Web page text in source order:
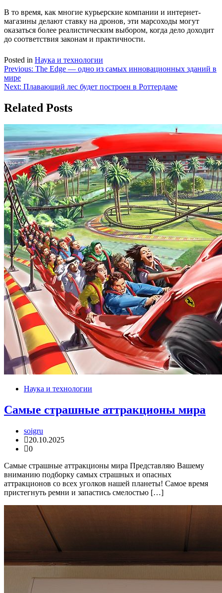
В то время, как многие курьерские компании и интернет-
магазины делают ставку на дронов, эти марсоходы могут
оказаться более реалистическим выбором, когда дело доходит
до соответствия законам и практичности.
Posted in Наука и технологии
Навигация
по
Previous: The Edge — одно из самых инновационных зданий в
мире
Next: Плавающий лес будет построен в Роттердаме
Related Posts
Наука и технологии
Самые страшные аттракционы мира
soigru
20.10.2025
0
Самые страшные аттракционы мира Представляю Вашему
вниманию подборку самых страшных и опасных
аттракционов со всех уголков нашей планеты! Самое время
пристегнуть ремни и запастись смелостью […]